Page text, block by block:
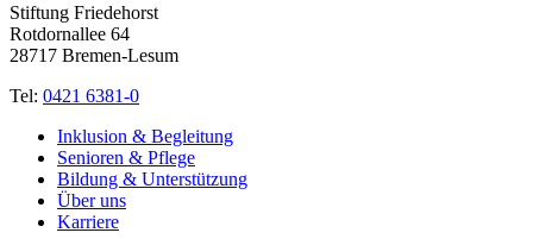
Stiftung Friedehorst
Rotdornallee 64
28717 Bremen-Lesum
Tel: 0421 6381-0
Inklusion & Begleitung
Senioren & Pflege
Bildung & Unterstützung
Über uns
Karriere